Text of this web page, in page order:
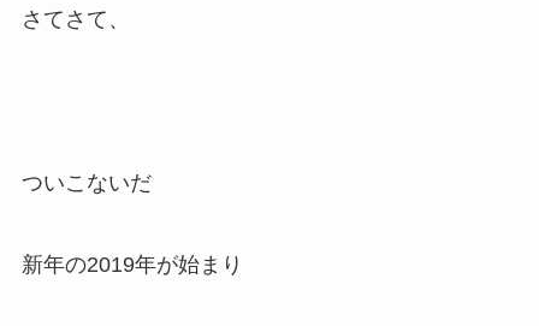
さてさて、
ついこないだ
新年の2019年が始まり